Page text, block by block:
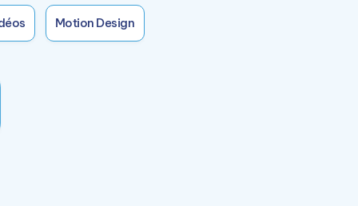
Motion Design